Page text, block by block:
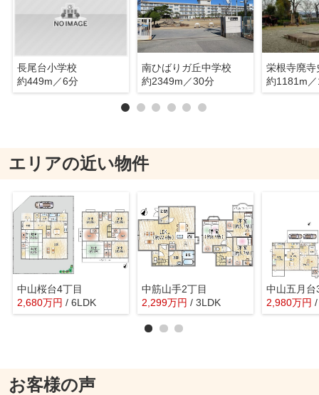
長尾台小学校
約449m／6分
南ひばりガ丘中学校
約2349m／30分
栄根寺廃寺
約1181m
エリアの近い物件
中山桜台4丁目
2,680万円 / 6LDK
中筋山手2丁目
2,299万円 / 3LDK
中山五月台
2,980万円
お客様の声